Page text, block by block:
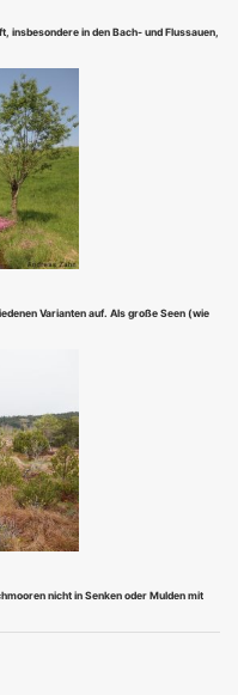
insbesondere in den Bach- und Flussauen,
Varianten auf. Als große Seen (wie
nicht in Senken oder Mulden mit